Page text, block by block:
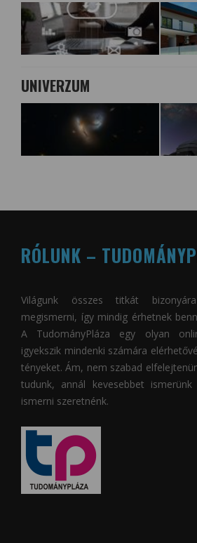
UNIVERZUM
RÓLUNK –
Világunk összes titkát
megismerni, így mindig érhetnek
A TudományPláza egy olyan
igyekszik mindenki számára
tényeket. Ám, nem szabad
tudunk, annál kevesebbet
ismerni szeretnénk.